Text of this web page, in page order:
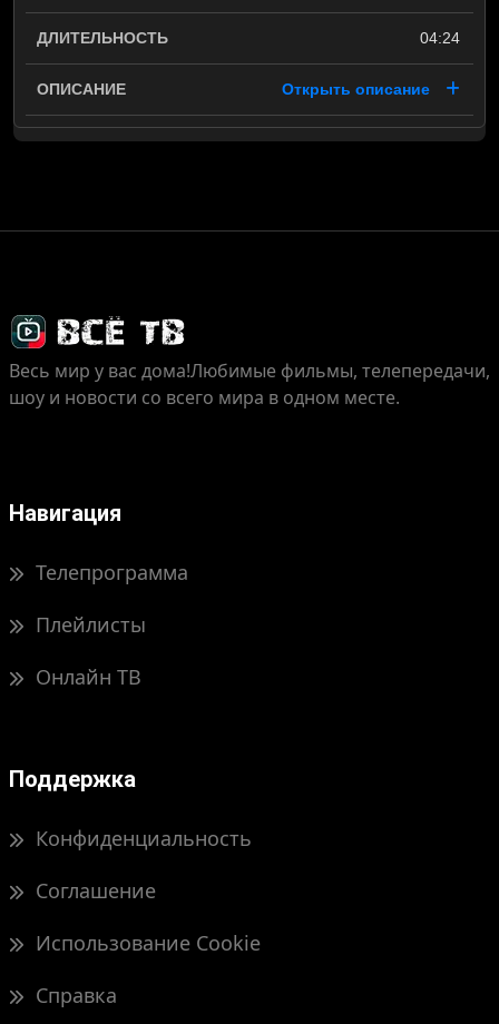
04:24
Открыть описание
Весь мир у вас дома!Любимые фильмы, телепередачи,
шоу и новости со всего мира в одном месте.
Навигация
Телепрограмма
Плейлисты
Онлайн ТВ
Поддержка
Конфиденциальность
Соглашение
Использование Cookie
Справка